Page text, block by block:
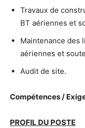
Travaux de
BT aériennes et
Maintenance des
aériennes et
Audit de site.
Compétences /
PROFIL DU POSTE